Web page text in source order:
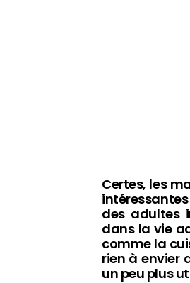
Certes, les
des adultes
dans la vie
comme la
rien à envier
un peu plus